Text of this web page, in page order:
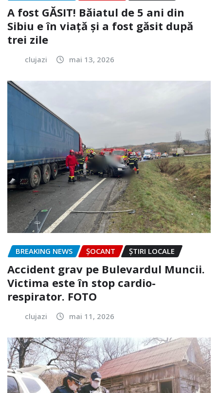
A fost GĂSIT! Băiatul de 5 ani din
Sibiu e în viață și a fost găsit după
trei zile
clujazi mai 13, 2026
BREAKING NEWS ȘOCANT ȘTIRI LOCALE
Accident grav pe Bulevardul Muncii.
Victima este în stop cardio-
respirator. FOTO
clujazi mai 11, 2026